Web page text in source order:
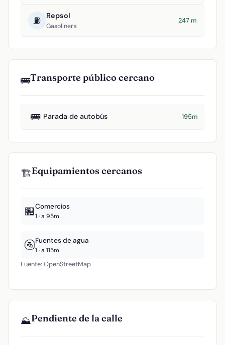
⛽ Repsol
Gasolinera
247 m
🚌Transporte público cercano
🚌 Parada de autobús 195m
🏗️Equipamientos cercanos
🏪Comercios
1 · a 95m
🚰Fuentes de agua
1 · a 115m
Fuente: OpenStreetMap
⛰️Pendiente de la calle